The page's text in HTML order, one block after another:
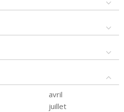
avril
juillet